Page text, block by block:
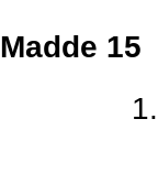
Madde 15
1.